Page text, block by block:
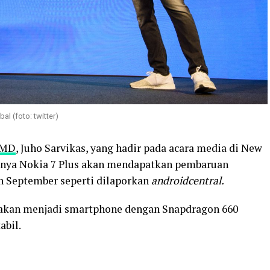
(foto: twitter)
, Juho Sarvikas, yang hadir pada acara media di New
Nokia 7 Plus akan mendapatkan pembaruan
September seperti dilaporkan androidcentral.
menjadi smartphone dengan Snapdragon 660